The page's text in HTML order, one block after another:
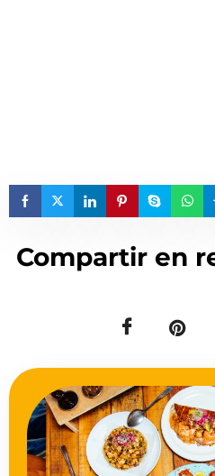
Compartir en